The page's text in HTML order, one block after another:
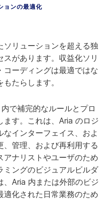
ョンの最適化
ソリューションを超える独
があります。収益化ソリ
コーディングは最適ではな
たらします。
で補完的なルールとプロ
ます。これは、Aria のロジ
インターフェイス、およ
管理、および再利用する
アナリストやユーザのため
ミングのビジュアルビルダ
、Aria 内または外部のビジ
適化された日常業務のため